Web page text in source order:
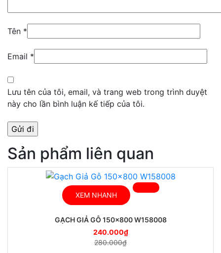
Tên *
Email *
Lưu tên của tôi, email, và trang web trong trình duyệt
này cho lần bình luận kế tiếp của tôi.
Sản phẩm liên quan
XEM NHANH
GẠCH GIẢ GỖ 150×800 W158008
240.000₫
280.000₫